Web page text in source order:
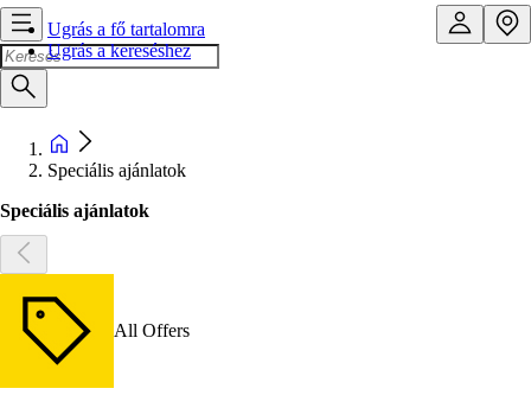
Ugrás a fő tartalomra
Ugrás a kereséshez
Speciális ajánlatok
Speciális ajánlatok
All Offers